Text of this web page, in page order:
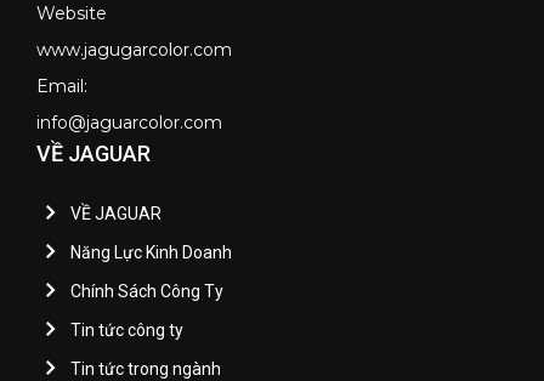
Website
www.jagugarcolor.com
Email:
info@jaguarcolor.com
VỀ JAGUAR
VỀ JAGUAR
Năng Lực Kinh Doanh
Chính Sách Công Ty
Tin tức công ty
Tin tức trong ngành